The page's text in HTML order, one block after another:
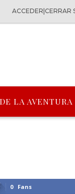
ACCEDER|CERRAR
LA AVENTURA
0 Fans